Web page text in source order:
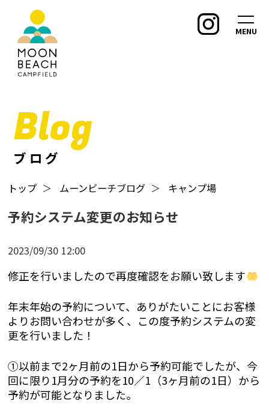
MENU
Blog
ブログ
トップ ＞ ムーンビーチブログ ＞ キャンプ場
予約システム変更のお知らせ
2023/09/30 12:00
修正を行いましたので再度確認をお願い致します
年末年始の予約について、ありがたいことにお客様
よりお問い合わせが多く、この度予約システムの変
更を行いました！
①以前まで2ヶ月前の1日から予約可能でしたが、今
回に限り1月分の予約を10／1（3ヶ月前の1日）から
予約が可能となりました。